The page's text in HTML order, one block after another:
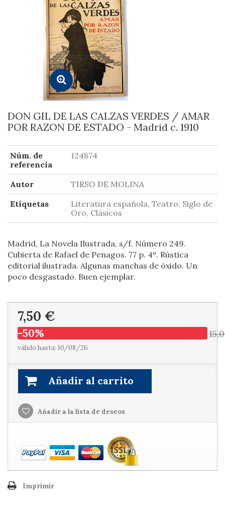
DON GIL DE LAS CALZAS VERDES / AMAR
POR RAZON DE ESTADO - Madrid c. 1910
Núm. de
referencia
124874
Autor
TIRSO DE MOLINA
Etiquetas
Literatura española, Teatro, Siglo de
Oro, Clásicos
Madrid, La Novela Ilustrada, s/f. Número 249.
Cubierta de Rafael de Penagos. 77 p. 4º. Rústica
editorial ilustrada. Algunas manchas de óxido. Un
poco desgastado. Buen ejemplar.
7,50 €
-50%
válido hasta: 10/08/26
Añadir al carrito
Añadir a la lista de deseos
Imprimir